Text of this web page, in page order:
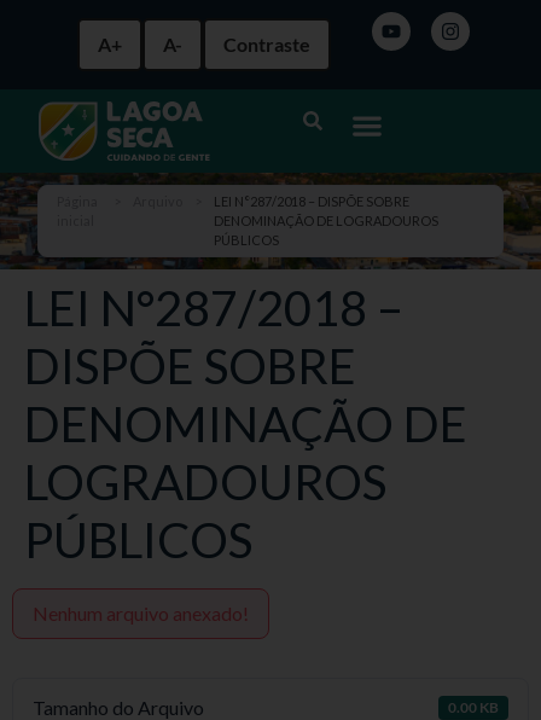
A+ A- Contraste
LEI N°287/2018 – DISPÕE SOBRE
DENOMINAÇÃO DE LOGRADOUROS
PÚBLICOS
LEI N°287/2018 –
DISPÕE SOBRE
DENOMINAÇÃO DE
LOGRADOUROS
PÚBLICOS
Nenhum arquivo anexado!
Tamanho do Arquivo 0.00 KB